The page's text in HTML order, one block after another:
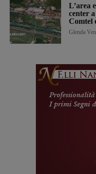
L’area
center
Comtel
Glenda